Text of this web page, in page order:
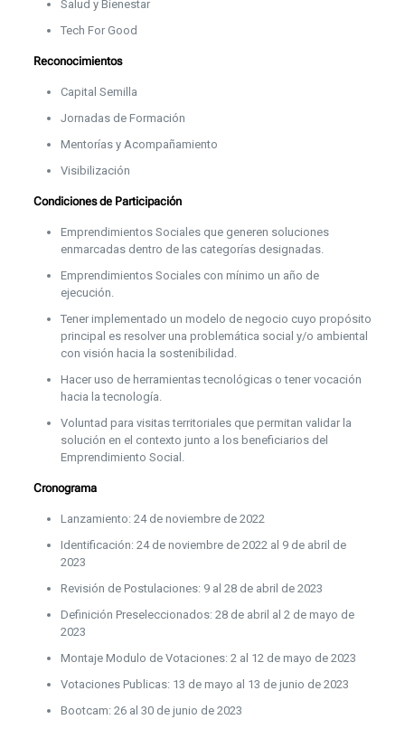
Salud y Bienestar
Tech For Good
Reconocimientos
Capital Semilla
Jornadas de Formación
Mentorías y Acompañamiento
Visibilización
Condiciones de Participación
Emprendimientos Sociales que generen soluciones
enmarcadas dentro de las categorías designadas.
Emprendimientos Sociales con mínimo un año de
ejecución.
Tener implementado un modelo de negocio cuyo propósito
principal es resolver una problemática social y/o ambiental
con visión hacia la sostenibilidad.
Hacer uso de herramientas tecnológicas o tener vocación
hacia la tecnología.
Voluntad para visitas territoriales que permitan validar la
solución en el contexto junto a los beneficiarios del
Emprendimiento Social.
Cronograma
Lanzamiento: 24 de noviembre de 2022
Identificación: 24 de noviembre de 2022 al 9 de abril de
2023
Revisión de Postulaciones: 9 al 28 de abril de 2023
Definición Preseleccionados: 28 de abril al 2 de mayo de
2023
Montaje Modulo de Votaciones: 2 al 12 de mayo de 2023
Votaciones Publicas: 13 de mayo al 13 de junio de 2023
Bootcam: 26 al 30 de junio de 2023